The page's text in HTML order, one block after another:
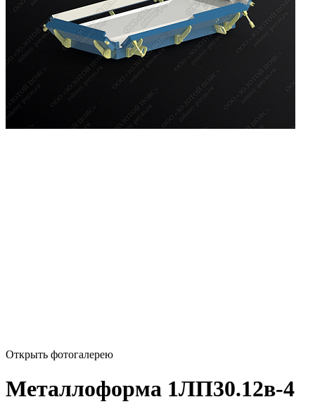
Открыть фотогалерею
Металлоформа 1ЛП30.12в-4